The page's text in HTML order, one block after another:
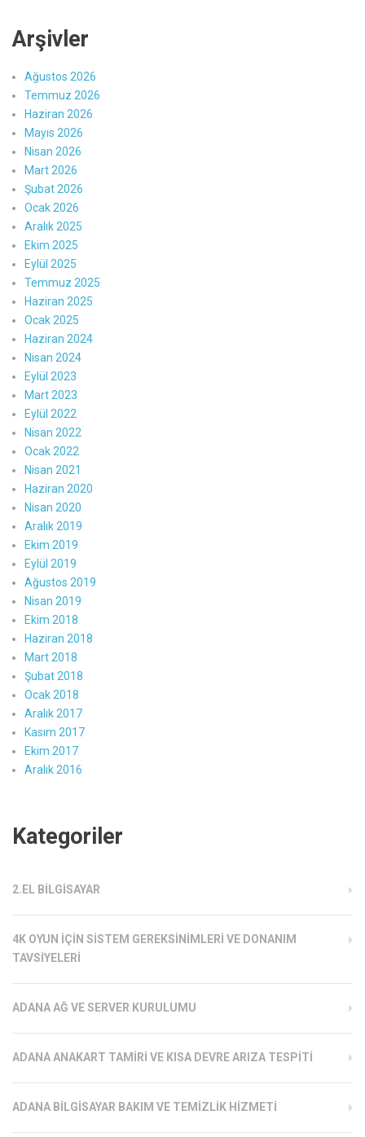
Arşivler
Ağustos 2026
Temmuz 2026
Haziran 2026
Mayıs 2026
Nisan 2026
Mart 2026
Şubat 2026
Ocak 2026
Aralık 2025
Ekim 2025
Eylül 2025
Temmuz 2025
Haziran 2025
Ocak 2025
Haziran 2024
Nisan 2024
Eylül 2023
Mart 2023
Eylül 2022
Nisan 2022
Ocak 2022
Nisan 2021
Haziran 2020
Nisan 2020
Aralık 2019
Ekim 2019
Eylül 2019
Ağustos 2019
Nisan 2019
Ekim 2018
Haziran 2018
Mart 2018
Şubat 2018
Ocak 2018
Aralık 2017
Kasım 2017
Ekim 2017
Aralık 2016
Kategoriler
2.EL BILGISAYAR
4K OYUN İÇIN SISTEM GEREKSINIMLERI VE DONANIM
TAVSIYELERI
ADANA AĞ VE SERVER KURULUMU
ADANA ANAKART TAMIRI VE KISA DEVRE ARIZA TESPITI
ADANA BILGISAYAR BAKIM VE TEMIZLIK HIZMETI